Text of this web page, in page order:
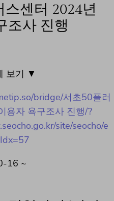
스센터 2024년
조사 진행
보기 ▼
bridge/서초50플러
용자 욕구조사 진행/?
site/seocho/e
16 ~